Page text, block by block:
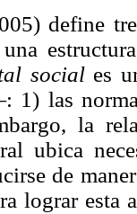
define
sociales
1) las
la
ubica
de
lograr esta